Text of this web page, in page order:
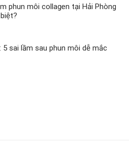
phun môi collagen tại Hải Phòng
5 sai lầm sau phun môi dễ mắc